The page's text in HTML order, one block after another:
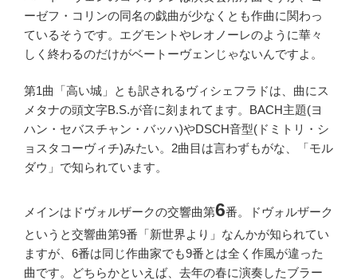
ーゼフ・コリンの同名の戯曲が少なくとも作曲に関わっ
ているそうです。エグモントやレオノーレのように華々
しく終わるのだけがベートーヴェンじゃないんですよ。
第1曲「高い城」とも訳されるヴィシェフラドは、曲にス
メタナの頭文字B.S.が音に刻まれてます。BACH主題(ヨ
ハン・セバスチャン・バッハ)やDSCH音型(ドミトリ・シ
ョスタコーヴィチ)みたい。2曲目は言わずもがな、「モル
ダウ」で知られています。
メインはドヴォルザークの交響曲第6番。ドヴォルザーク
というと交響曲第9番「新世界より」なんかが知られてい
ますが、6番は同じ作曲家でも9番とは全く作風が違った
曲です。どちらかといえば、去年の春に演奏したブラー